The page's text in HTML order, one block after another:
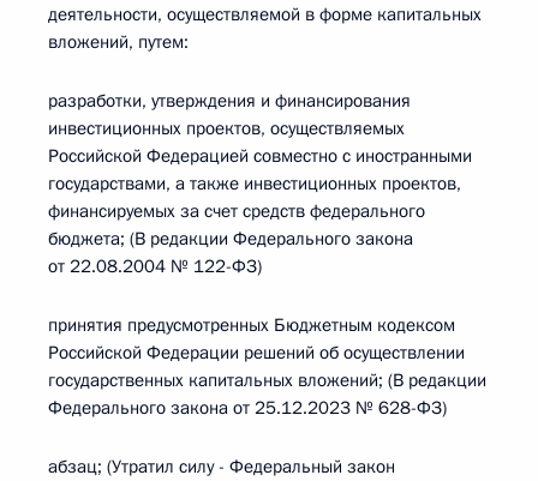
деятельности, осуществляемой в форме капитальных
вложений, путем:
разработки, утверждения и финансирования
инвестиционных проектов, осуществляемых
Российской Федерацией совместно с иностранными
государствами, а также инвестиционных проектов,
финансируемых за счет средств федерального
бюджета; (В редакции Федерального закона
от 22.08.2004 № 122-ФЗ)
принятия предусмотренных Бюджетным кодексом
Российской Федерации решений об осуществлении
государственных капитальных вложений; (В редакции
Федерального закона от 25.12.2023 № 628-ФЗ)
абзац; (Утратил силу - Федеральный закон